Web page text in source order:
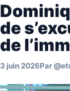
de
de
3 juin 2026Par